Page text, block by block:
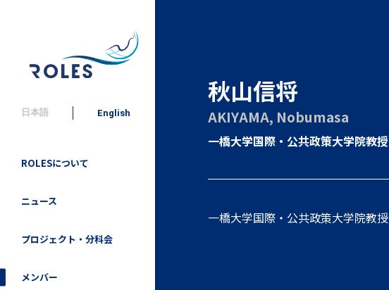
日本語 English
ROLESについて
ニュース
プロジェクト・分科会
メンバー
秋山信将
AKIYAMA, Nobumasa
一橋大学国際・公共政策大学院教授
一橋大学国際・公共政策大学院教授